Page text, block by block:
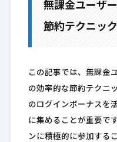
無課金ユーザ
節約テクニッ
この記事では、無課金
の効率的な節約テクニ
のログインボーナスを
に集めることが重要で
ンに積極的に参加する